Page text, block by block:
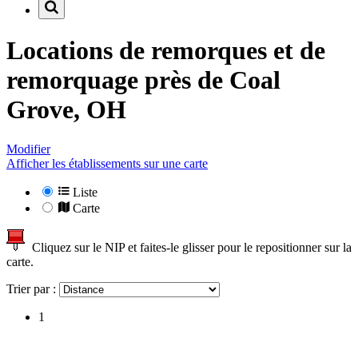
Locations de remorques et de
remorquage près de Coal
Grove, OH
Modifier
Afficher les établissements sur une carte
Liste
Carte
Cliquez sur le NIP et faites-le glisser pour le repositionner sur la
carte.
Trier par :
1